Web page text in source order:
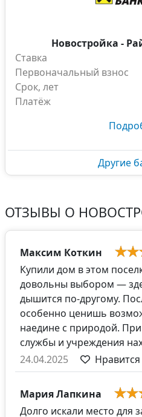
Новостройка -
Ставка
Первоначальный взнос
Срок, лет
Платёж
Другие
ОТЗЫВЫ О
Максим Коткин
Купили дом в этом
довольны выбором —
дышится по-другому.
особенно ценишь
наедине с природой.
службы и учреждения
24.04.2025
Нравится
Мария Лапкина
Долго искали место для